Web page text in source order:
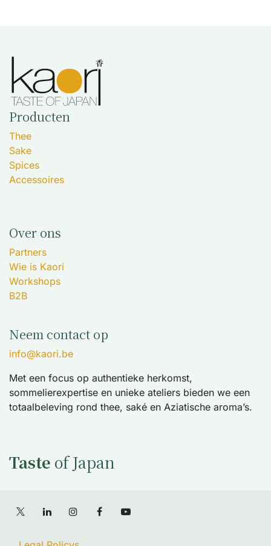
Producten
Thee
Sake
Spices
Accessoires
Over ons
Partners
Wie is Kaori
Workshops
B2B
Neem contact op
info@kaori.be
Met een focus op authentieke herkomst,
sommelierexpertise en unieke ateliers bieden we een
totaalbeleving rond thee, saké en Aziatische aroma’s.
Taste of Japan